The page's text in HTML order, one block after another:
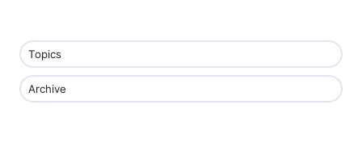
Topics
Archive